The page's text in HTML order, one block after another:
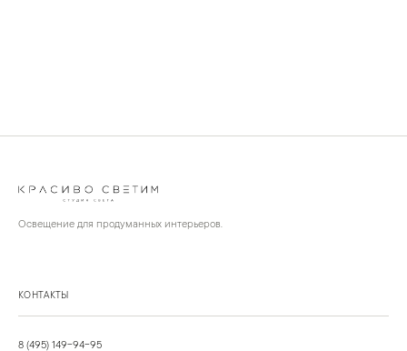
Освещение для продуманных интерьеров.
КОНТАКТЫ
8 (495) 149-94-95